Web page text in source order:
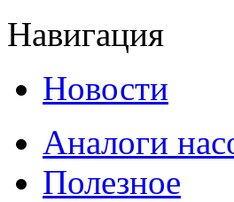
Навигация
Новости
Аналоги
Полезное